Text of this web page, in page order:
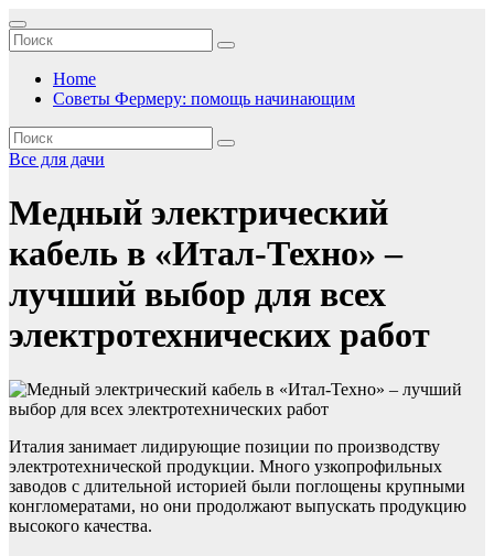
Перейти
к
содержимому
Home
Советы Фермеру: помощь начинающим
Все для дачи
Медный электрический
кабель в «Итал-Техно» –
лучший выбор для всех
электротехнических работ
Италия занимает лидирующие позиции по производству
электротехнической продукции. Много узкопрофильных
заводов с длительной историей были поглощены крупными
конгломератами, но они продолжают выпускать продукцию
высокого качества.